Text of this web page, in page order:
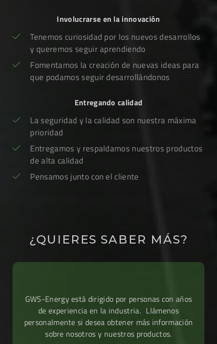
Involucrarse en la innovación
Tenemos curiosidad por los nuevos desarrollos
y queremos seguir aprendiendo
Fomentamos la creación de nuevas ideas para
que podamos seguir desarrollándonos
Entregando calidad
La seguridad y la calidad son nuestra máxima
prioridad
Entregamos y respaldamos nuestros productos
de alta calidad
Pensamos junto con el cliente
¿QUIERES SABER MÁS?
GWS-Energy está dirigido por personas con años
de experiencia en la industria. Llámenos
personalmente si desea obtener más información
sobre nosotros y nuestros productos.